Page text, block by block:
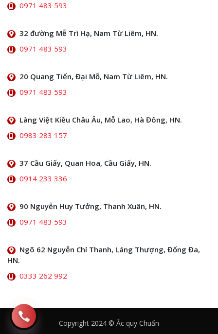
0971 483 593
32 đường Mễ Trì Hạ, Nam Từ Liêm, HN.
0971 483 593
20 Quang Tiến, Đại Mỗ, Nam Từ Liêm, HN.
0971 483 593
Làng Việt Kiều Châu Âu, Mỗ Lao, Hà Đông, HN.
0983 283 157
37 Cầu Giấy, Quan Hoa, Cầu Giấy, HN.
0914 233 336
90 Nguyễn Huy Tưởng, Thanh Xuân, HN.
0971 483 593
Ngõ 62 Nguyễn Chí Thanh, Láng Thượng, Đống Đa,
HN.
0333 262 992
Copyright 2024 © Ắc quy Chuẩn